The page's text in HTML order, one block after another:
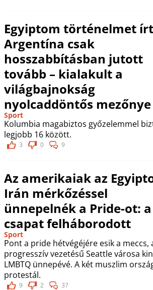
Egyiptom történelmet
Argentína csak
hosszabbításban jutott
tovább – kialakult a
világbajnokság
nyolcaddöntős mezőnye
Sport
Kolumbia magabiztos győzelemmel
legjobb 16 között.
3 0 9
Az amerikaiak az
Irán mérkőzéssel
ünnepelnék a Pride-ot:
csapat felháborodott
Sport
Pont a pride hétvégéjére esik a meccs,
progresszív vezetésű Seattle városa
LMBTQ ünnepévé. A két muszlim
protestál.
9 2 37